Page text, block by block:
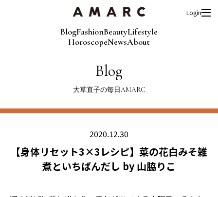
BlogFashionBeautyLifestyle
HoroscopeNewsAbout
Login
Blog
大草直子の毎日AMARC
2020.12.30
【身体リセット3×3レシピ】菜の花白みそ雑
煮といちばんだし by 山脇りこ